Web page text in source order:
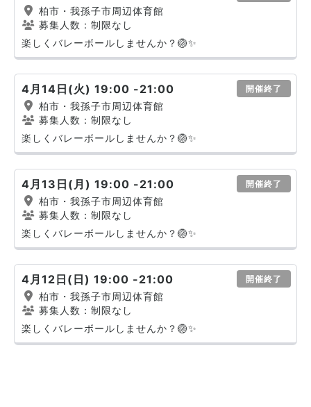
柏市・我孫子市周辺体育館
募集人数：制限なし
楽しくバレーボールしませんか？🏐✨
4月14日(火) 19:00 -21:00 開催終了
柏市・我孫子市周辺体育館
募集人数：制限なし
楽しくバレーボールしませんか？🏐✨
4月13日(月) 19:00 -21:00 開催終了
柏市・我孫子市周辺体育館
募集人数：制限なし
楽しくバレーボールしませんか？🏐✨
4月12日(日) 19:00 -21:00 開催終了
柏市・我孫子市周辺体育館
募集人数：制限なし
楽しくバレーボールしませんか？🏐✨